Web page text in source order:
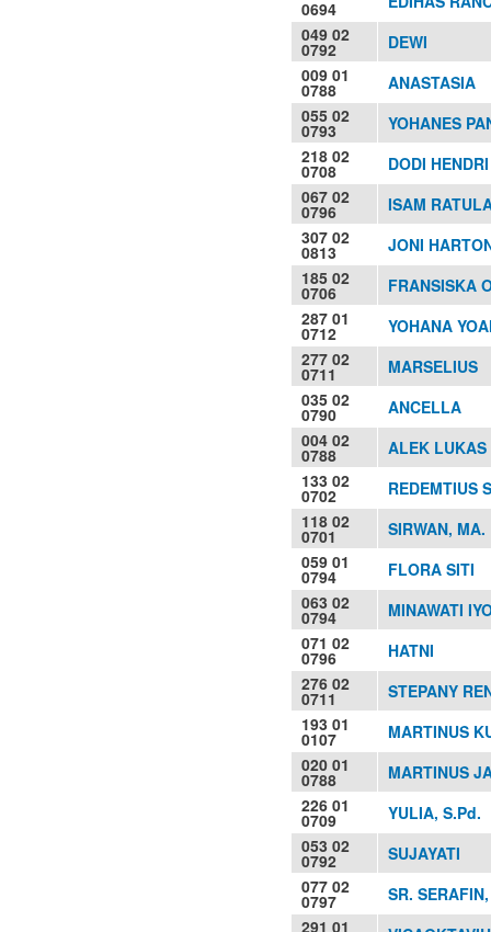
0694
049 02
0792
DEWI
009 01
0788
ANASTASIA
055 02
0793
YOHANES
218 02
0708
DODI
067 02
0796
ISAM
307 02
0813
JONI
185 02
0706
FRANSISKA
287 01
0712
YOHANA
277 02
0711
MARSELIUS
035 02
0790
ANCELLA
004 02
0788
ALEK LUKAS
133 02
0702
REDEMTIUS
118 02
0701
SIRWAN, MA.
059 01
0794
FLORA SITI
063 02
0794
MINAWATI
071 02
0796
HATNI
276 02
0711
STEPANY
193 01
0107
MARTINUS
020 01
0788
MARTINUS
226 01
0709
YULIA, S.Pd.
053 02
0792
SUJAYATI
077 02
0797
SR.
291 01